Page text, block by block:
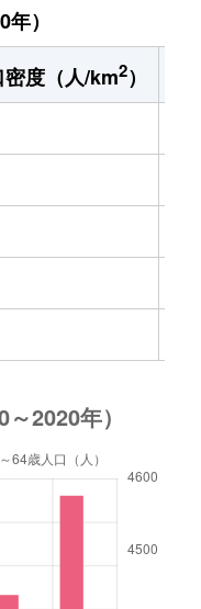
）
密度（人/km2）